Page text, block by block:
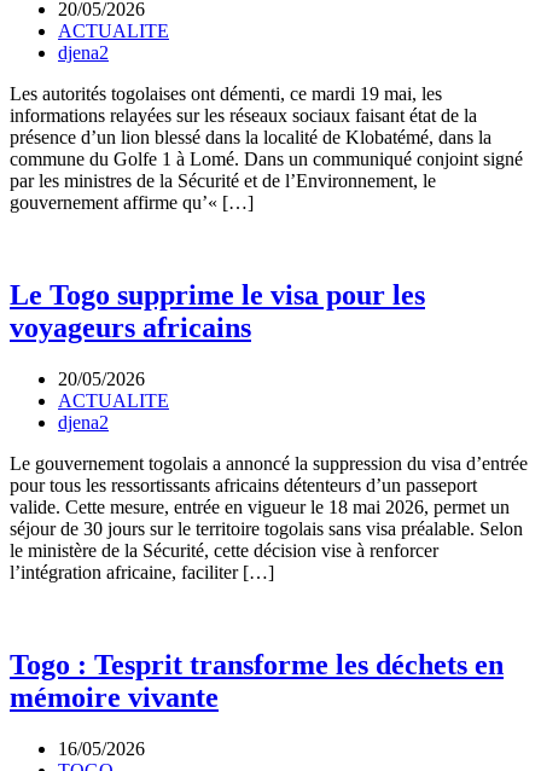
20/05/2026
ACTUALITE
djena2
Les autorités togolaises ont démenti, ce mardi 19 mai, les
informations relayées sur les réseaux sociaux faisant état de la
présence d’un lion blessé dans la localité de Klobatémé, dans la
commune du Golfe 1 à Lomé. Dans un communiqué conjoint signé
par les ministres de la Sécurité et de l’Environnement, le
gouvernement affirme qu’« […]
Le Togo supprime le visa pour les
voyageurs africains
20/05/2026
ACTUALITE
djena2
Le gouvernement togolais a annoncé la suppression du visa d’entrée
pour tous les ressortissants africains détenteurs d’un passeport
valide. Cette mesure, entrée en vigueur le 18 mai 2026, permet un
séjour de 30 jours sur le territoire togolais sans visa préalable. Selon
le ministère de la Sécurité, cette décision vise à renforcer
l’intégration africaine, faciliter […]
Togo : Tesprit transforme les déchets en
mémoire vivante
16/05/2026